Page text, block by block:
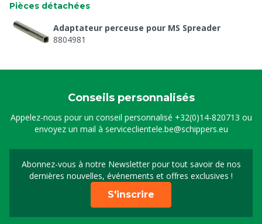
Pièces détachées
Adaptateur perceuse pour MS Spreader
8804981
Conseils personnalisés
Appelez-nous pour un conseil personnalisé +32(0)14-820713 ou
envoyez un mail à serviceclientele.be@schippers.eu
Abonnez-vous à notre Newsletter pour tout savoir de nos
dernières nouvelles, événements et offres exclusives !
Inscrivez-vous à notre
S'inscrire